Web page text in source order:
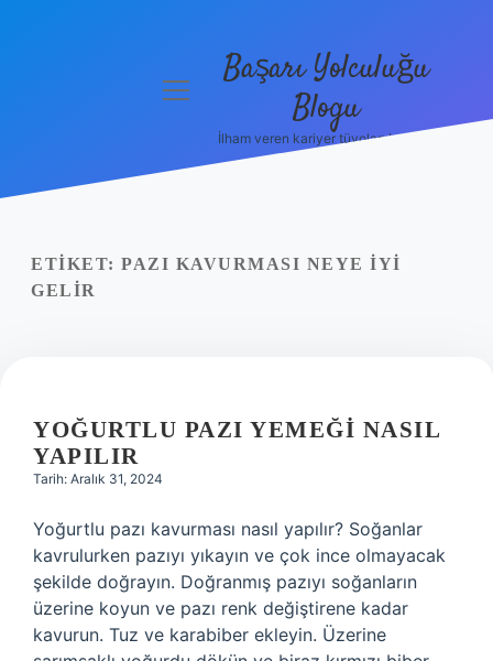
Yasal Uyarı
menüyüBaşarı Yolculuğu
Blogu
İlham veren kariyer tüyoları burada!
ETIKET: PAZI KAVURMASI NEYE IYI
GELIR
YOĞURTLU PAZI YEMEĞI NASIL
YAPILIR
Tarih: Aralık 31, 2024
Yoğurtlu pazı kavurması nasıl yapılır? Soğanlar
kavrulurken pazıyı yıkayın ve çok ince olmayacak
şekilde doğrayın. Doğranmış pazıyı soğanların
üzerine koyun ve pazı renk değiştirene kadar
kavurun. Tuz ve karabiber ekleyin. Üzerine